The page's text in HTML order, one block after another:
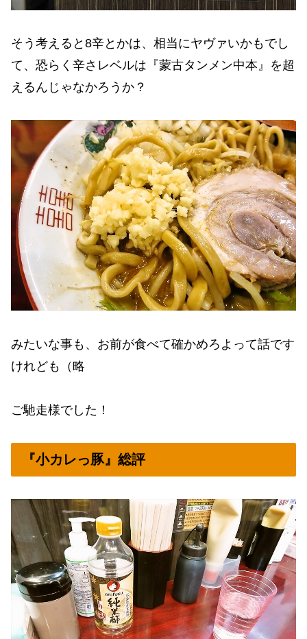
そう考えると8辛とかは、相当にヤヴァいかもでし
て、恐らく辛さレベルは『蒙古タンメン中本』を超
えるんじゃなかろうか？
みたいな事も、お前が食べて確かめろよって話です
けれども（略
ご馳走様でした！
『小カレっ豚』総評